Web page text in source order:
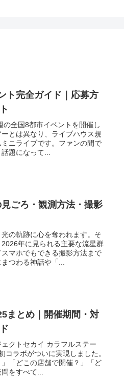
ト完全ガイド｜応募方
全国8都市イベントを開催し
とは異なり、ライブハウス規
ニライブです。ファンの間で
題になって...
ごろ・観測方法・撮影
の軌跡に心を奪われます。そ
年に見られる主要な流星群
マホでもできる撮影方法まで
つわる神話や「...
まとめ｜開催期間・対
クトセカイ カラフルステー
ラボがついに実現しました。
「どこの店舗で開催？」「ど
をすべて...